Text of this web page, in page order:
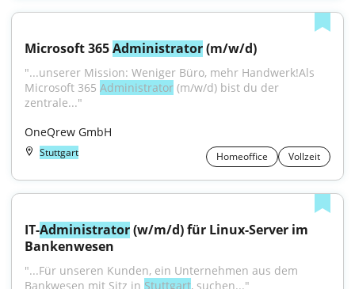
Microsoft 365 Administrator (m/w/d)
"...unserer Mission: Weniger Büro, mehr Handwerk!Als
Microsoft 365 Administrator (m/w/d) bist du der
zentrale..."
OneQrew GmbH
Stuttgart Homeoffice Vollzeit
IT-Administrator (w/m/d) für Linux-Server im
Bankenwesen
"...Für unseren Kunden, ein Unternehmen aus dem
Bankwesen mit Sitz in Stuttgart, suchen..."